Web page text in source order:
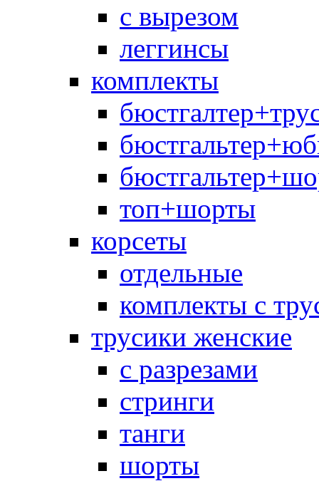
с вырезом
леггинсы
комплекты
топ+шорты
корсеты
отдельные
комплекты с
трусики женские
с разрезами
стринги
танги
шорты